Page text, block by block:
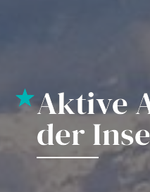
Aktive
der
Sportinsel
Aktive
der
Sportinsel